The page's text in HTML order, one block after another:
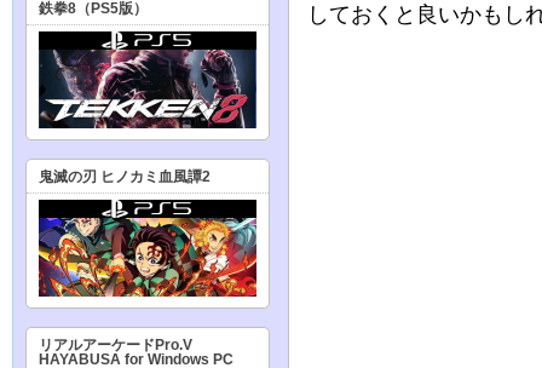
しておくと良いかもし
鉄拳8（PS5版）
鬼滅の刃 ヒノカミ血風譚2
リアルアーケードPro.V
HAYABUSA for Windows PC